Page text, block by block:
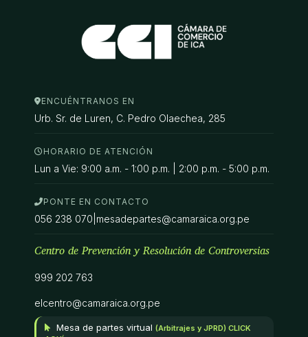
ENCUÉNTRANOS EN
Urb. Sr. de Luren, C. Pedro Olaechea, 285
HORARIO DE ATENCIÓN
Lun a Vie: 9:00 a.m. - 1:00 p.m. | 2:00 p.m. - 5:00 p.m.
PONTE EN CONTACTO
056 238 070 mesadepartes@camaraica.org.pe
Centro de Prevención y Resolución de Controversias
999 202 763
elcentro@camaraica.org.pe
Mesa de partes virtual (Arbitrajes y JPRD) CLICK